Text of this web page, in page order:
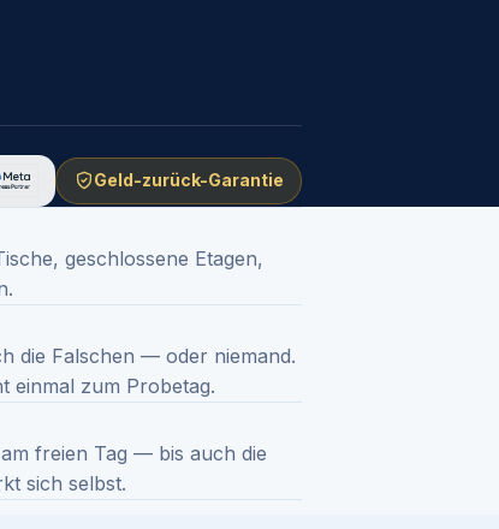
Geld-zurück-Garantie
geschlossene Etagen,
die Falschen — oder niemand.
einmal zum Probetag.
freien Tag — bis auch die
sich selbst.